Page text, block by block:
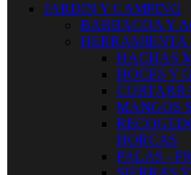
JARDIN Y CAMPING
BARBACOA Y
HACHAS
HOCES Y
MANGOS
HORCAS
PALAS -